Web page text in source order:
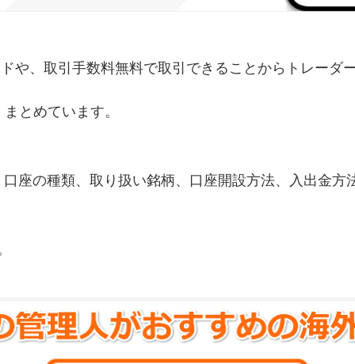
や、取引手数料無料で取引できることからトレーダ
とめています。
座の種類、取り扱い銘柄、口座開設方法、入出金方